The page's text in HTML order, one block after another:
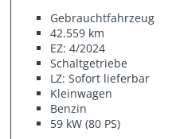
Gebrauchtfahrzeug
42.559 km
EZ: 4/2024
Schaltgetriebe
LZ: Sofort lieferbar
Kleinwagen
Benzin
59 kW (80 PS)